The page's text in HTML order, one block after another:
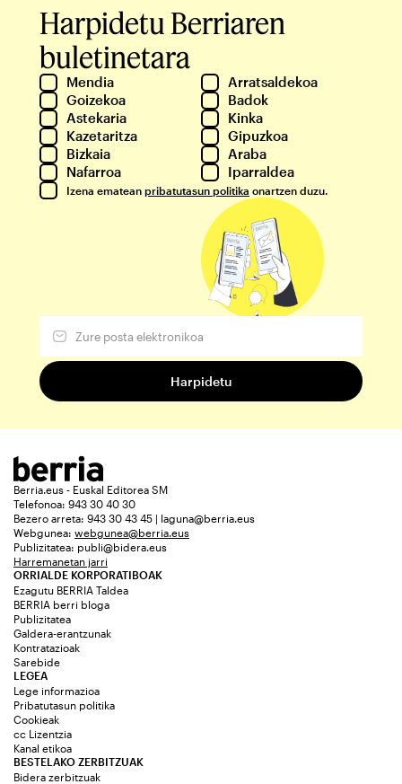
Harpidetu Berriaren
buletinetara
Mendia
Arratsaldekoa
Goizekoa
Badok
Astekaria
Kinka
Kazetaritza
Gipuzkoa
Bizkaia
Araba
Nafarroa
Iparraldea
Izena ematean pribatutasun politika onartzen duzu.
Berria.eus - Euskal Editorea SM
Telefonoa: 943 30 40 30
Bezero arreta: 943 30 43 45 | laguna@berria.eus
Webgunea: webgunea@berria.eus
Publizitatea: publi@bidera.eus
Harremanetan jarri
ORRIALDE KORPORATIBOAK
Ezagutu BERRIA Taldea
BERRIA berri bloga
Publizitatea
Galdera-erantzunak
Kontratazioak
Sarebide
LEGEA
Lege informazioa
Pribatutasun politika
Cookieak
cc Lizentzia
Kanal etikoa
BESTELAKO ZERBITZUAK
Bidera zerbitzuak